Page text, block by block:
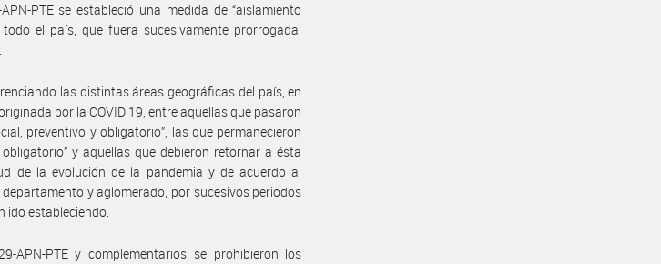
PTE se estableció una medida de “aislamiento
el país, que fuera sucesivamente prorrogada,
las distintas áreas geográficas del país, en
por la COVID 19, entre aquellas que pasaron
preventivo y obligatorio”, las que permanecieron
y aquellas que debieron retornar a ésta
de la evolución de la pandemia y de acuerdo al
y aglomerado, por sucesivos periodos
ido estableciendo.
APN-PTE y complementarios se prohibieron los